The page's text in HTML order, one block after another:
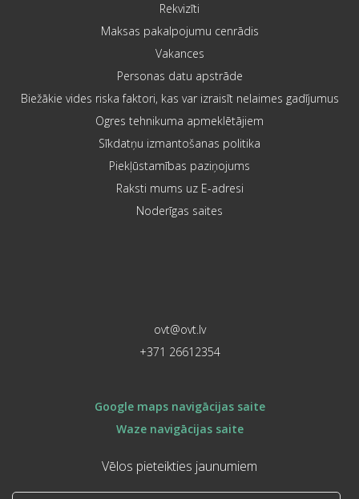
Rekvizīti
Maksas pakalpojumu cenrādis
Vakances
Personas datu apstrāde
Biežākie vides riska faktori, kas var izraisīt nelaimes gadījumus
Ogres tehnikuma apmeklētājiem
Sīkdatņu izmantošanas politika
Piekļūstamības paziņojums
Raksti mums uz E-adresi
Noderīgas saites
ovt@ovt.lv
+371 26612354
Google maps navigācijas saite
Waze navigācijas saite
Vēlos pieteikties jaunumiem